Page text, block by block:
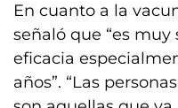
En cuanto a la
señaló que “es
eficacia
años”. “Las